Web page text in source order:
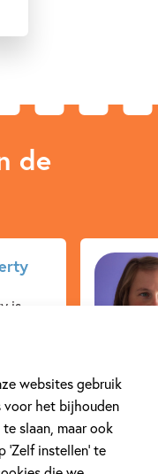
websites gebruik
voor het bijhouden
slaan, maar ook
instellen’ te
de
is
Toen